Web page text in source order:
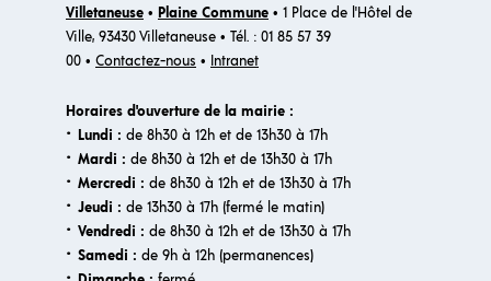
Villetaneuse • Plaine Commune • 1 Place de l'Hôtel de
Ville, 93430 Villetaneuse • Tél. : 01 85 57 39
00 • Contactez-nous • Intranet
Horaires d'ouverture de la mairie :
· Lundi : de 8h30 à 12h et de 13h30 à 17h
· Mardi : de 8h30 à 12h et de 13h30 à 17h
· Mercredi : de 8h30 à 12h et de 13h30 à 17h
· Jeudi : de 13h30 à 17h (fermé le matin)
· Vendredi : de 8h30 à 12h et de 13h30 à 17h
· Samedi : de 9h à 12h (permanences)